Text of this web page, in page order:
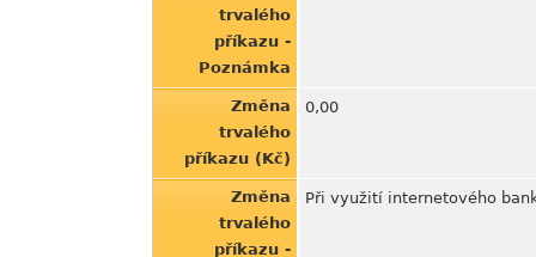
trvalého
příkazu -
Poznámka
Změna
trvalého
příkazu (Kč)
0,00
Změna
trvalého
příkazu -
Při využití internetového